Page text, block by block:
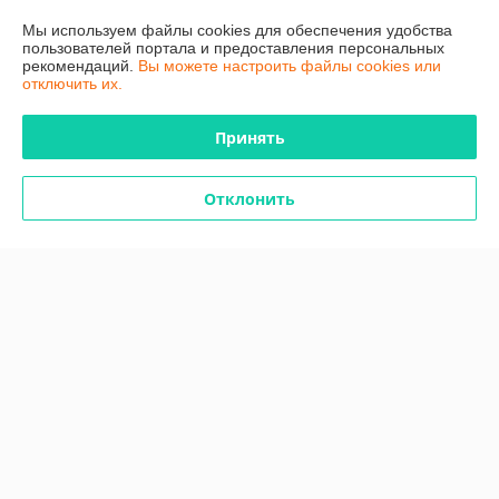
Полная версия сайта
Политика обработки cookies
Сайт создан на платформе Deal.by
Мы используем файлы cookies для обеспечения удобства
пользователей портала и предоставления персональных
рекомендаций. Вы можете настроить файлы cookies или
отключить их.
Принять
Отклонить